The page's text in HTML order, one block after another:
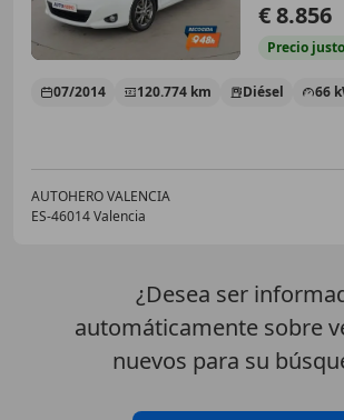
€ 8.856
Precio justo
07/2014 120.774 km Diésel 66
AUTOHERO VALENCIA
ES-46014 Valencia
¿Desea ser
automáticamente sobre
nuevos para su